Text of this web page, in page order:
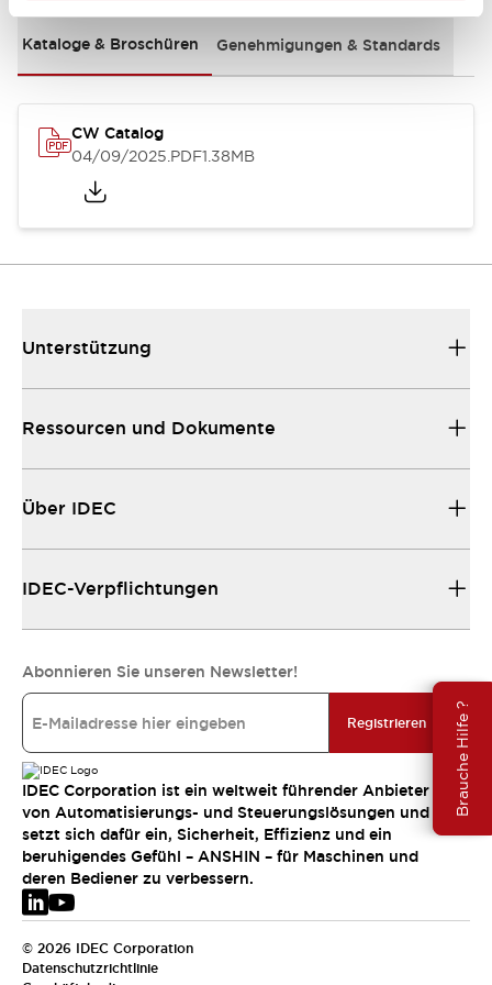
Brauche Hilfe ?
Kataloge & Broschüren Genehmigungen & Standards
CW Catalog
04/09/2025.PDF1.38MB
Unterstützung
Ressourcen und Dokumente
Über IDEC
IDEC-Verpflichtungen
Abonnieren Sie unseren Newsletter!
Registrieren
IDEC Corporation ist ein weltweit führender Anbieter
von Automatisierungs- und Steuerungslösungen und
setzt sich dafür ein, Sicherheit, Effizienz und ein
beruhigendes Gefühl – ANSHIN – für Maschinen und
deren Bediener zu verbessern.
© 2026 IDEC Corporation
Datenschutzrichtlinie